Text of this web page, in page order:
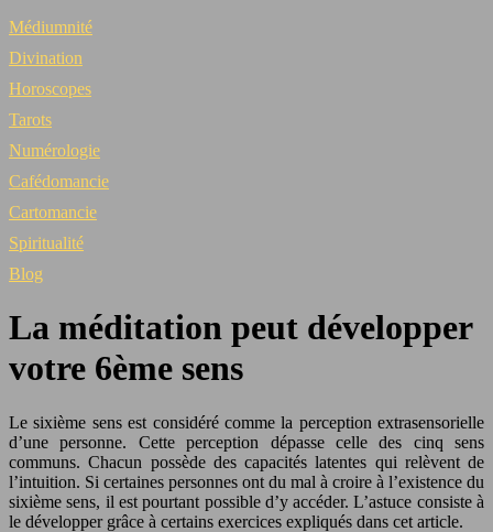
Médiumnité
Divination
Horoscopes
Tarots
Numérologie
Cafédomancie
Cartomancie
Spiritualité
Blog
La méditation peut développer
votre 6ème sens
Le sixième sens est considéré comme la perception extrasensorielle
d’une personne. Cette perception dépasse celle des cinq sens
communs. Chacun possède des capacités latentes qui relèvent de
l’intuition. Si certaines personnes ont du mal à croire à l’existence du
sixième sens, il est pourtant possible d’y accéder. L’astuce consiste à
le développer grâce à certains exercices expliqués dans cet article.